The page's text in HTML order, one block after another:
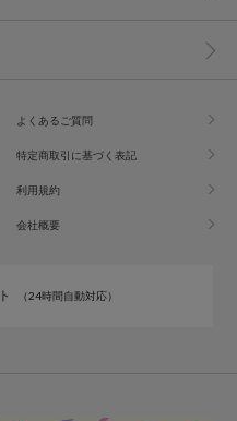
よくあるご質問
特定商取引に基づく表記
利用規約
会社概要
（24時間自動対応）